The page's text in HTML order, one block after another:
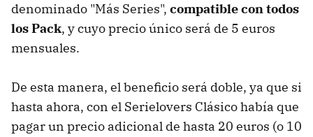
denominado "Más Series", compatible con todos
los Pack, y cuyo precio único será de 5 euros
mensuales.
De esta manera, el beneficio será doble, ya que si
hasta ahora, con el Serielovers Clásico había que
pagar un precio adicional de hasta 20 euros (o 10